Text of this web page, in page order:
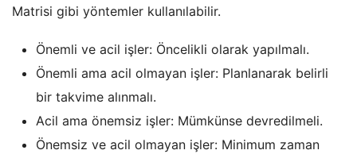
Matrisi gibi yöntemler kullanılabilir.
Önemli ve acil işler: Öncelikli olarak yapılmalı.
Önemli ama acil olmayan işler: Planlanarak belirli
bir takvime alınmalı.
Acil ama önemsiz işler: Mümkünse devredilmeli.
Önemsiz ve acil olmayan işler: Minimum zaman